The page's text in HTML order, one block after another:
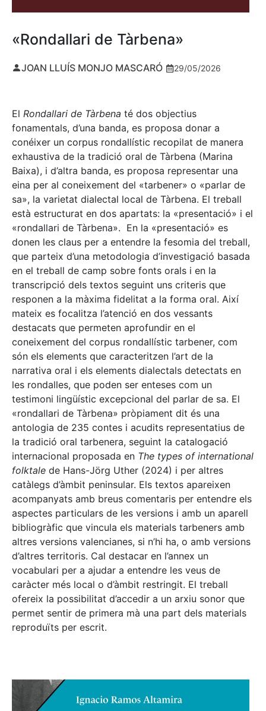
«Rondallari de Tàrbena»
JOAN LLUÍS MONJO MASCARÓ 29/05/2026
El Rondallari de Tàrbena té dos objectius
fonamentals, d’una banda, es proposa donar a
conéixer un corpus rondallístic recopilat de manera
exhaustiva de la tradició oral de Tàrbena (Marina
Baixa), i d’altra banda, es proposa representar una
eina per al coneixement del «tarbener» o «parlar de
sa», la varietat dialectal local de Tàrbena. El treball
està estructurat en dos apartats: la «presentació» i el
«rondallari de Tàrbena». En la «presentació» es
donen les claus per a entendre la fesomia del treball,
que parteix d’una metodologia d’investigació basada
en el treball de camp sobre fonts orals i en la
transcripció dels textos seguint uns criteris que
responen a la màxima fidelitat a la forma oral. Així
mateix es focalitza l’atenció en dos vessants
destacats que permeten aprofundir en el
coneixement del corpus rondallístic tarbener, com
són els elements que caracteritzen l’art de la
narrativa oral i els elements dialectals detectats en
les rondalles, que poden ser enteses com un
testimoni lingüístic excepcional del parlar de sa. El
«rondallari de Tàrbena» pròpiament dit és una
antologia de 235 contes i acudits representatius de
la tradició oral tarbenera, seguint la catalogació
internacional proposada en The types of international
folktale de Hans-Jörg Uther (2024) i per altres
catàlegs d’àmbit peninsular. Els textos apareixen
acompanyats amb breus comentaris per entendre els
aspectes particulars de les versions i amb un aparell
bibliogràfic que vincula els materials tarbeners amb
altres versions valencianes, si n’hi ha, o amb versions
d’altres territoris. Cal destacar en l’annex un
vocabulari per a ajudar a entendre les veus de
caràcter més local o d’àmbit restringit. El treball
ofereix la possibilitat d’accedir a un arxiu sonor que
permet sentir de primera mà una part dels materials
reproduïts per escrit.